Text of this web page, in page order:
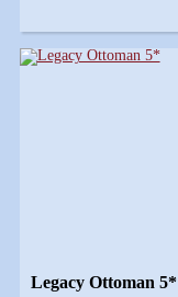
Legacy Ottoman 5*